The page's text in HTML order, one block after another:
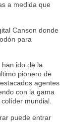
a medida que
Canson donde
para
han ido de la
pionero de
agentes
con la gama
mundial.
puede entrar